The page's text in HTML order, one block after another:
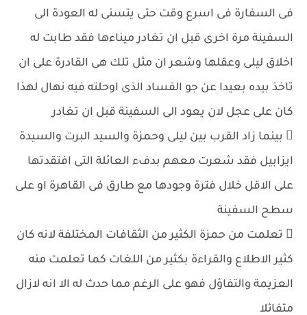
فى السفارة فى اسرع وقت حتى يتسنى له العودة الى
السفينة مرة اخرى قبل ان تغادر ميناءها فقد طابت له
اخلاق ليلى وعقلها وشعر ان مثل تلك هى القادرة على ان
تاخذ بيده بعيدا عن جو الفساد الذى اوحلته فيه نهال لهذا
كان على عجل لان يعود الى السفينة قبل ان تغادر
 بينما زاد القرب بين ليلى وحمزة والسيد البرت والسيدة
ايزابيل فقد شعرت معهم بدفء العائلة التى افتقدتها
على الاقل خلال فترة وجودها مع طارق فى القاهرة او على
سطح السفينة
 تعلمت من حمزة الكثير من الثقافات المختلفة لانه كان
كثير الاطلاع والقراءة بكثير من اللغات كما تعلمت منه
العزيمة والتفاؤل فهو على الرغم مما حدث له الا انه لازال
متفائلا